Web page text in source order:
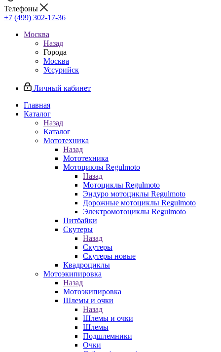
Телефоны
+7 (499) 302-17-36
Москва
Назад
Города
Москва
Уссурийск
Личный кабинет
Главная
Каталог
Назад
Каталог
Мототехника
Назад
Мототехника
Мотоциклы Regulmoto
Назад
Мотоциклы Regulmoto
Эндуро мотоциклы Regulmoto
Дорожные мотоциклы Regulmoto
Электромотоциклы Regulmoto
Питбайки
Скутеры
Назад
Скутеры
Скутеры новые
Квадроциклы
Мотоэкипировка
Назад
Мотоэкипировка
Шлемы и очки
Назад
Шлемы и очки
Шлемы
Подшлемники
Очки